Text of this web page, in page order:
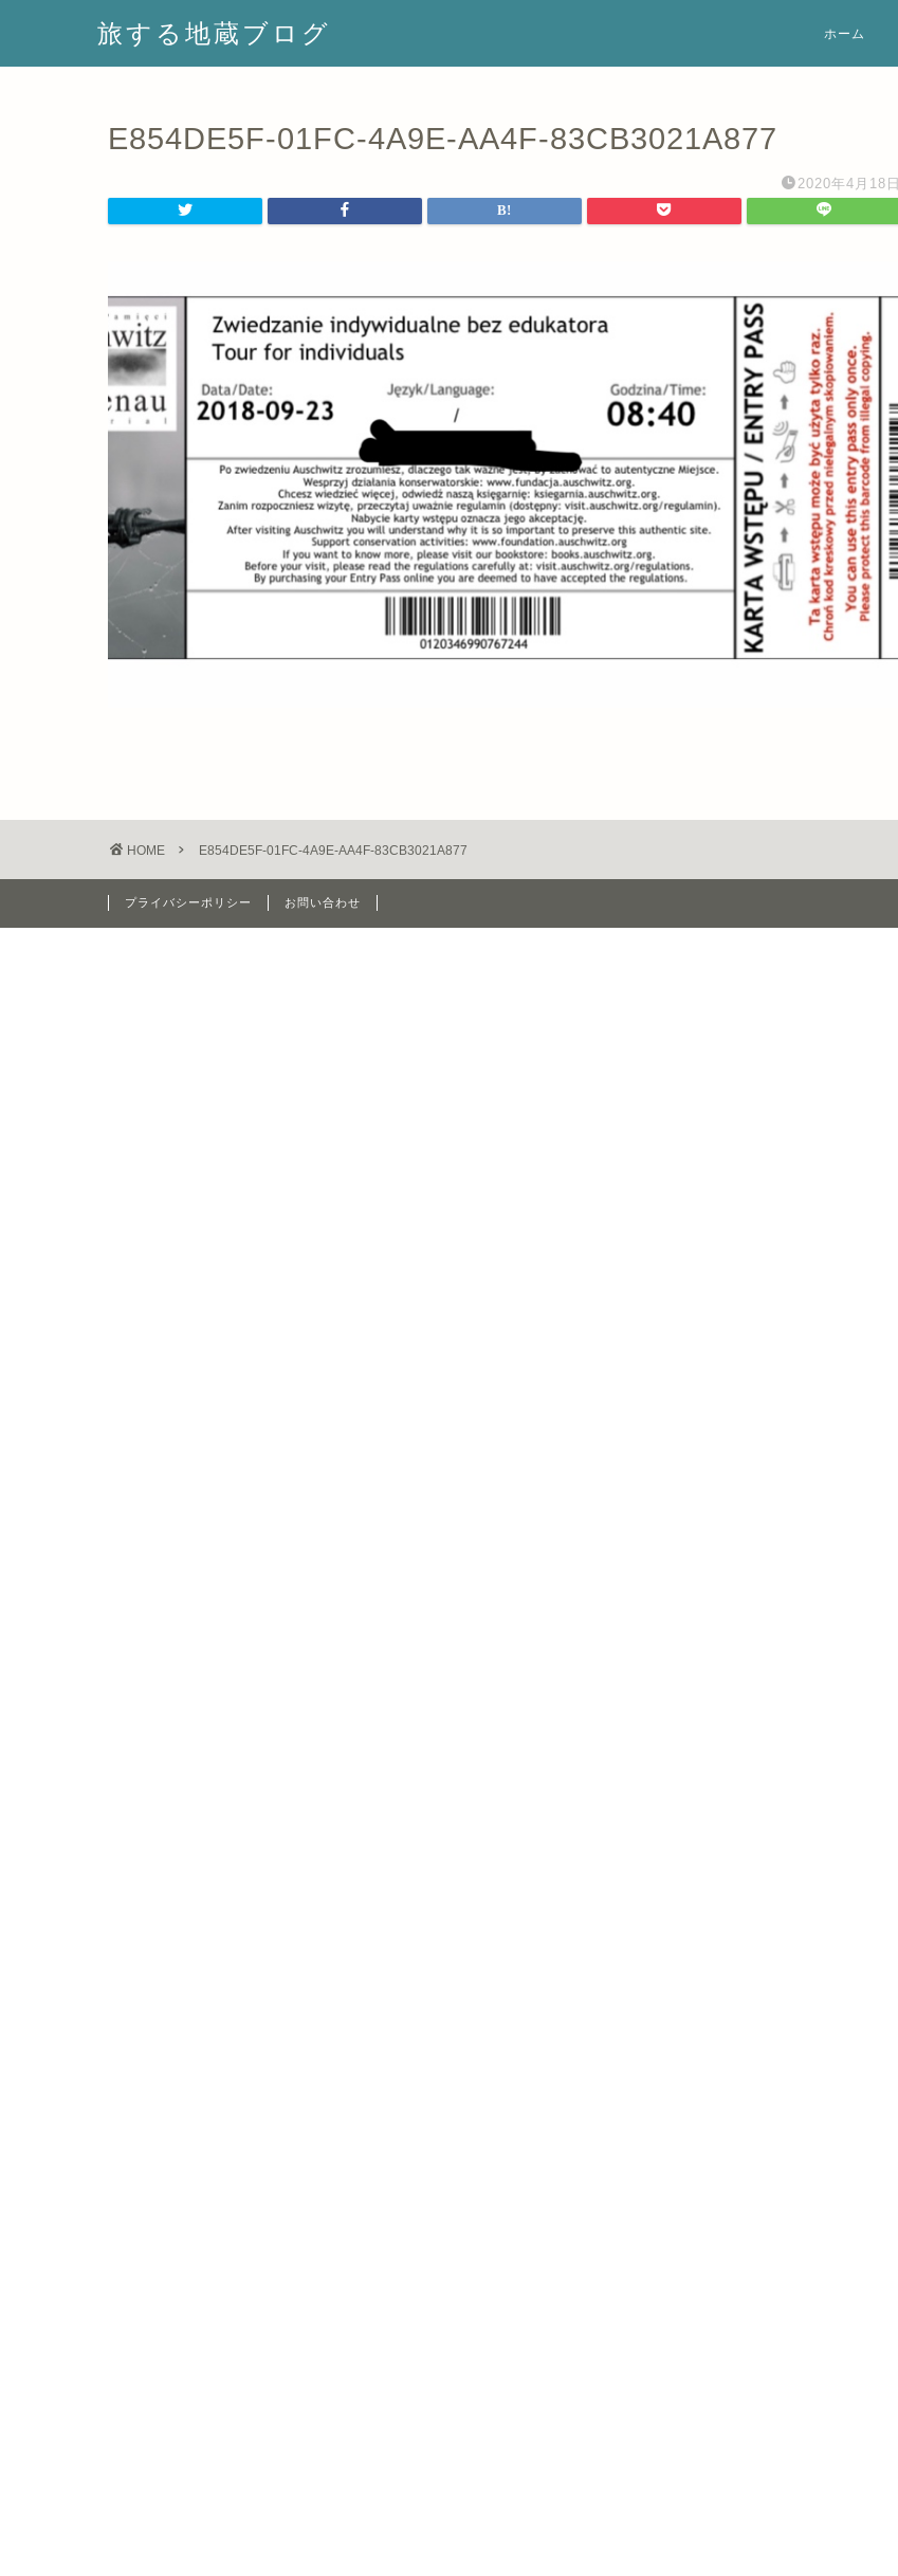
旅する地蔵ブログ ホーム
E854DE5F-01FC-4A9E-AA4F-83CB3021A877
2020年4月18日
HOME E854DE5F-01FC-4A9E-AA4F-83CB3021A877
プライバシーポリシー お問い合わせ